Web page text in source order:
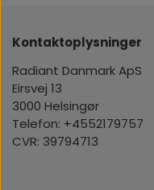
Kontaktoplysninger
Radiant Danmark ApS
Eirsvej 13
3000 Helsingør
Telefon: +4552179757
CVR: 39794713